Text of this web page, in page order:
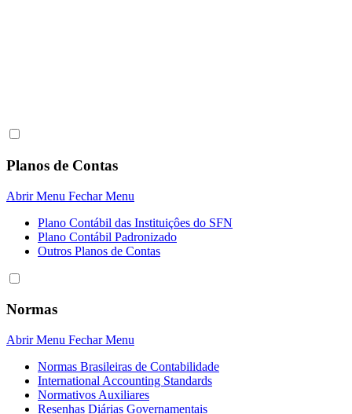
Planos de Contas
Abrir Menu Fechar Menu
Plano Contábil das Instituiçôes do SFN
Plano Contábil Padronizado
Outros Planos de Contas
Normas
Abrir Menu Fechar Menu
Normas Brasileiras de Contabilidade
International Accounting Standards
Normativos Auxiliares
Resenhas Diárias Governamentais